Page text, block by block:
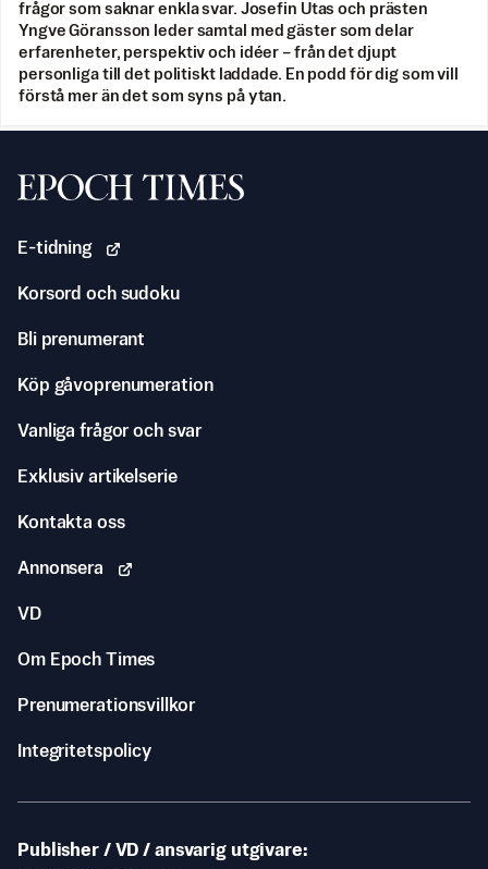
frågor som saknar enkla svar. Josefin Utas och prästen
Yngve Göransson leder samtal med gäster som delar
erfarenheter, perspektiv och idéer – från det djupt
personliga till det politiskt laddade. En podd för dig som vill
förstå mer än det som syns på ytan.
Svenska Epoch Times
E-tidning
Korsord och sudoku
Bli prenumerant
Köp gåvoprenumeration
Vanliga frågor och svar
Exklusiv artikelserie
Kontakta oss
Annonsera
VD
Om Epoch Times
Prenumerationsvillkor
Integritetspolicy
Publisher / VD / ansvarig utgivare